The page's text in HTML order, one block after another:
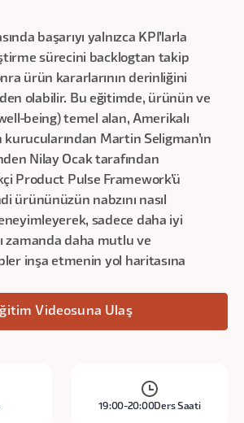
başarıyı yalnızca KPI’larla
sürecini backlogtan takip
ürün kararlarının derinliğini
olabilir. Bu eğitimde, ürünün ve
being) temel alan, Amerikalı
Martin Seligman’ın
Nilay Ocak tarafından
Product Pulse Framework’ü
ürününüzün nabzını nasıl
sadece daha iyi
zamanda daha mutlu ve
inşa etmenin yol haritasına
Videosuna Ulaş
19:00-20:00Ders Saati